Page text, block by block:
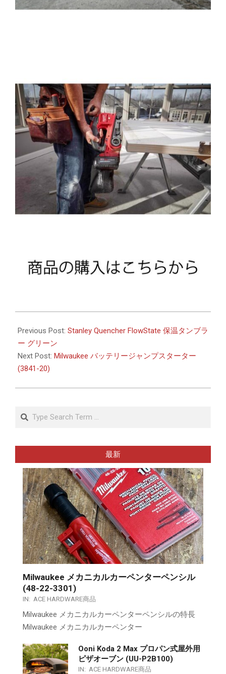
04-
01
Previous Post: Stanley Quencher FlowState 保温タンブラ
ー グリーン
Next Post: Milwaukee バッテリージャンプスターター
(3841-20)
Search
最新
Milwaukee メカニカルカーペンターペンシル
(48-22-3301)
IN: ACE HARDWARE商品
Milwaukee メカニカルカーペンターペンシルの特長
Milwaukee メカニカルカーペンター
Ooni Koda 2 Max プロパン式屋外用
ピザオーブン (UU-P2B100)
IN: ACE HARDWARE商品